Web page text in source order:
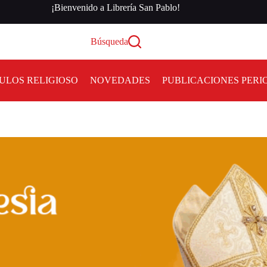
¡Bienvenido a Librería San Pablo!
Búsqueda
RELIGIOSO NOVEDADES PUBLICACIONES